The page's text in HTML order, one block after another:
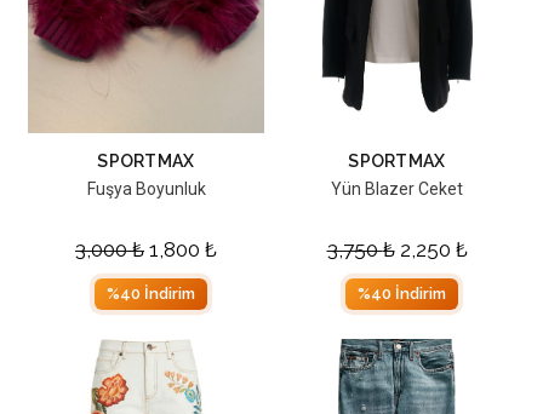
SPORTMAX
Fuşya Boyunluk
3,000₺ 1,800 ₺
%40 İndirim
SPORTMAX
Yün Blazer Ceket
3,750₺ 2,250 ₺
%40 İndirim